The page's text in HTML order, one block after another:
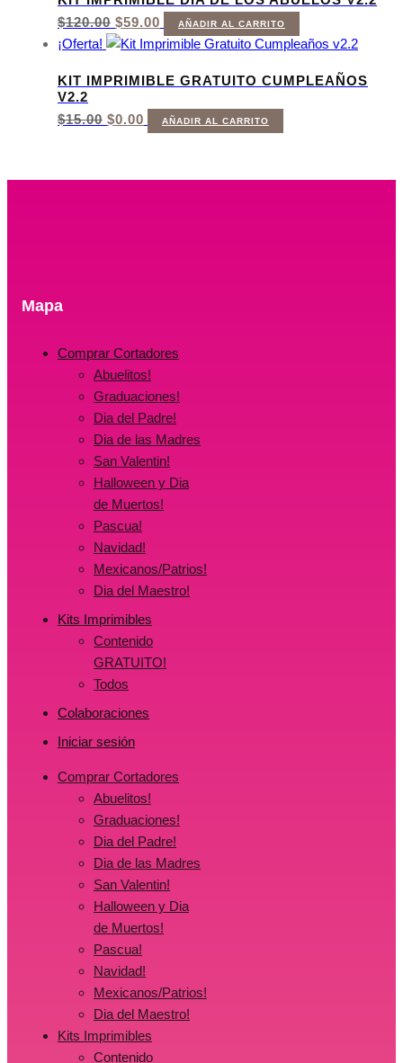
$120.00 EL
PRECIO
ORIGINAL
$120.00.
$59.00
PRECIO
ACTUAL
$59.00.
AÑADIR AL CARRITO
¡Oferta!
KIT IMPRIMIBLE GRATUITO CUMPLEAÑOS
V2.2
$15.00 EL
PRECIO
$15.00.
$0.00
PRECIO
$0.00.
AÑADIR AL CARRITO
Mapa
Comprar Cortadores
Abuelitos!
Graduaciones!
Dia del Padre!
Dia de las Madres
San Valentin!
Halloween y Dia
de Muertos!
Pascua!
Navidad!
Mexicanos/Patrios!
Dia del Maestro!
Kits Imprimibles
Contenido
GRATUITO!
Todos
Colaboraciones
Iniciar sesión
Comprar Cortadores
Abuelitos!
Graduaciones!
Dia del Padre!
Dia de las Madres
San Valentin!
Halloween y Dia
de Muertos!
Pascua!
Navidad!
Mexicanos/Patrios!
Dia del Maestro!
Kits Imprimibles
Contenido